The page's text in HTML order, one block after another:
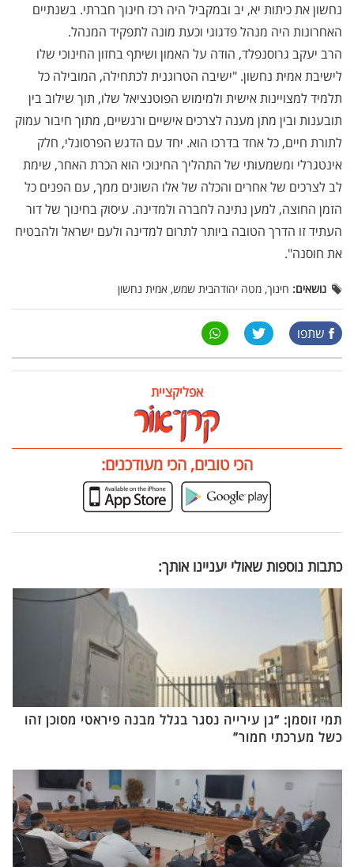
נחשון את כיתות יא, יב ובמקביל היה רכז חינוך חברתי. בשנתיים
האחרונות היה מנהל פדגוגי וכעת מונה לתפקיד המנהל.
הרב יעקב גרוסנפלד, הודה על האמון ושיתף בחזון החינוכי שלו
לישיבת אמית נחשון. "ישיבה הטרוגנית לכתחילה, המובילה כל
תלמיד למצויינות אישית ולמימוש הפוטנציאל שלו, תוך שילוב בין
תובענות ובין מתן מענה לצרכים אישיים ורגשיים, מתוך חיבור עמוק
לתורת חיים, כל אחד בדרכו הוא. יחד עם הדגש הפרסונלי, חלק
אינטגרלי ומשמעותי של התהליך החינוכי הוא הכרת האחר, שימת
לב לצרכים של אחרים והכלה של אלו השונים ממך, עם הפנים כל
הזמן החוצה, למען נתינה לחברה ולמדינה. עיסוק בחינוך של דור
העתיד זו הדרך הטובה ביותר לתרום למדינה ולעם ישראל ולהבטיח
את חוסנה".
נושאים: חינוך, מטה יהודהבית שמש, אמית נחשון
שתפו
אפליקציית
הכי טובים, הכי מעודכנים:
כתבות נוספות שאולי יעניינו אותך:
תמי זוסמן: “גן עירייה נסגר בגלל מבנה פיראטי מסוכן זהו
כשל מערכתי חמור”